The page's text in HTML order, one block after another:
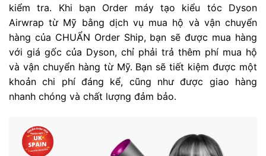
kiểm tra. Khi bạn Order máy tạo kiểu tóc Dyson
Airwrap từ Mỹ bằng dịch vụ mua hộ và vận chuyển
hàng của CHUẨN Order Ship, bạn sẽ được mua hàng
với giá gốc của Dyson, chỉ phải trả thêm phí mua hộ
và vận chuyển hàng từ Mỹ. Bạn sẽ tiết kiệm được một
khoản chi phí đáng kể, cũng như được giao hàng
nhanh chóng và chất lượng đảm bảo.